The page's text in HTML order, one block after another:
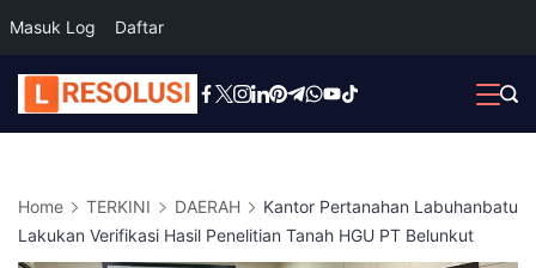
Masuk Log Daftar
Skip
to
Home TERKINI DAERAH
Kantor Pertanahan Labuhanbatu
Lakukan Verifikasi Hasil Penelitian Tanah HGU PT Belunkut